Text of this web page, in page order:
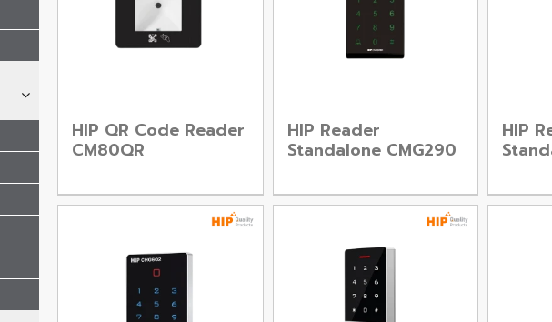
HIP QR Code Reader
CM80QR
HIP Reader
Standalone CMG290
HIP